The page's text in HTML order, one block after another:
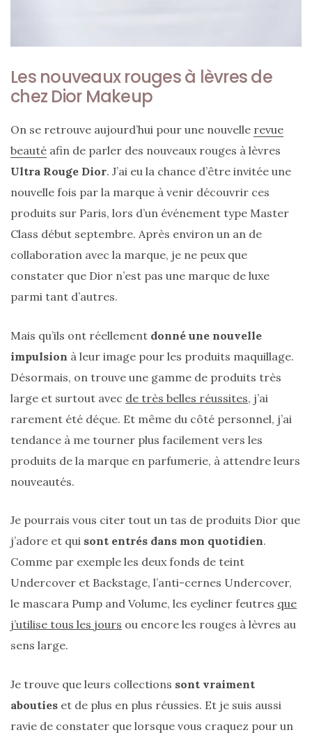
cuir
tressé
Parfois
:
mon
avis
sur
le
marron
et
Les nouveaux rouges à lèvres de
chez Dior Makeup
On se retrouve aujourd’hui pour une nouvelle revue
beauté afin de parler des nouveaux rouges à lèvres
Ultra Rouge Dior. J’ai eu la chance d’être invitée une
nouvelle fois par la marque à venir découvrir ces
produits sur Paris, lors d’un événement type Master
Class début septembre. Après environ un an de
collaboration avec la marque, je ne peux que
constater que Dior n’est pas une marque de luxe
parmi tant d’autres.
Mais qu’ils ont réellement donné une nouvelle
impulsion à leur image pour les produits maquillage.
Désormais, on trouve une gamme de produits très
large et surtout avec de très belles réussites, j’ai
rarement été déçue. Et même du côté personnel, j’ai
tendance à me tourner plus facilement vers les
produits de la marque en parfumerie, à attendre leurs
nouveautés.
Je pourrais vous citer tout un tas de produits Dior que
j’adore et qui sont entrés dans mon quotidien.
Comme par exemple les deux fonds de teint
Undercover et Backstage, l’anti-cernes Undercover,
le mascara Pump and Volume, les eyeliner feutres que
j’utilise tous les jours ou encore les rouges à lèvres au
sens large.
Je trouve que leurs collections sont vraiment
abouties et de plus en plus réussies. Et je suis aussi
ravie de constater que lorsque vous craquez pour un